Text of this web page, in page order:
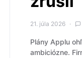
21. júla 2026
Plány Applu
ambiciózne.